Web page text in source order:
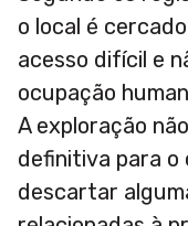
o local é
acesso difícil e
ocupação
A exploração
definitiva para o
descartar